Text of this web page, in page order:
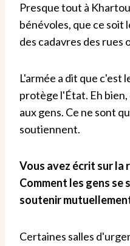
Presque tout à
bénévoles, que ce soit
des cadavres des rues
L'armée a dit que c'est
protège l'État. Eh
aux gens. Ce ne sont
soutiennent.
Vous avez écrit sur la
Comment les gens
soutenir
Certaines salles